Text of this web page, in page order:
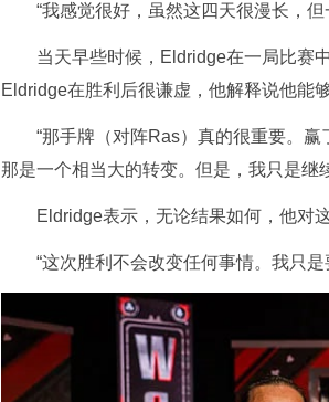
“我感觉很好，虽然这四天很漫长，
当天早些时候，Eldridge在一局比赛
Eldridge在胜利后很谦虚，他解释说他能
“那手牌（对阵Ras）真的很重要。
那是一个相当大的转变。但是，我只是继
Eldridge表示，无论结果如何，他对
“这次胜利不会改变任何事情。我只